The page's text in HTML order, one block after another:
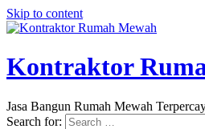
Skip to content
Kontraktor
Jasa Bangun Rumah Mewah
Search for: